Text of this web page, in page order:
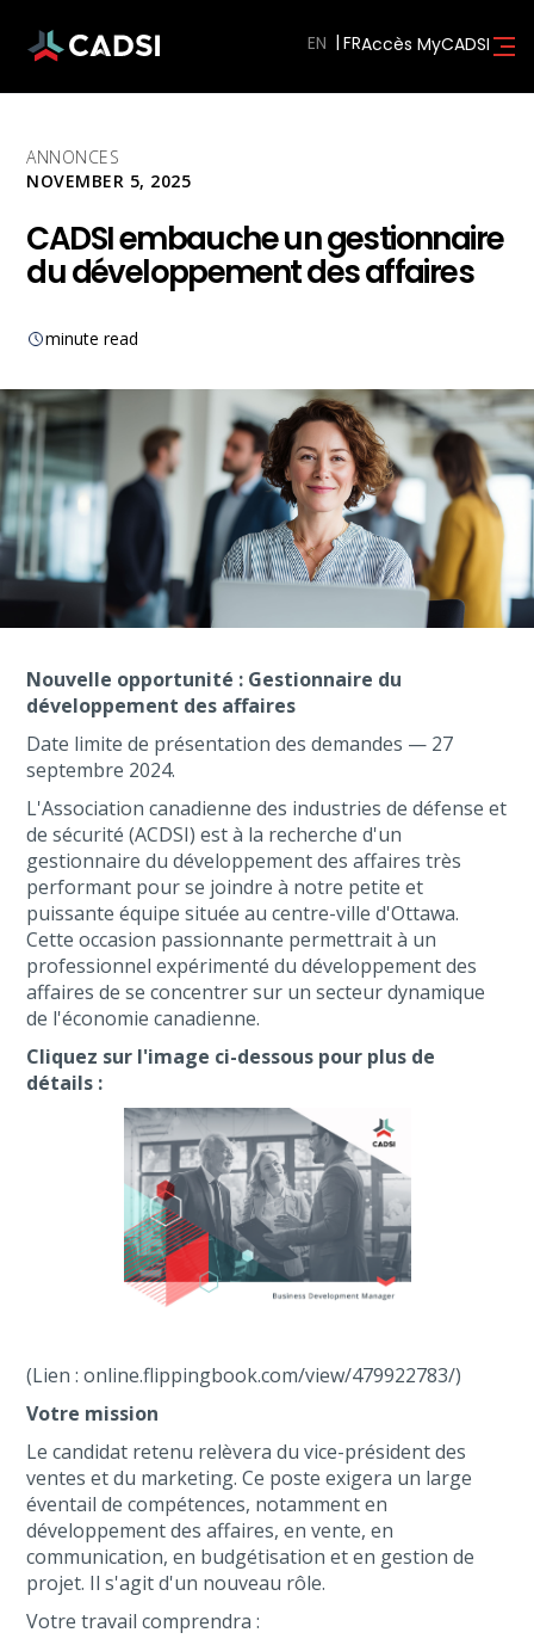
EN Accès MyCADSI
ANNONCES
NOVEMBER 5, 2025
CADSI embauche un gestionnaire
du développement des affaires
minute read
Nouvelle opportunité : Gestionnaire du
développement des affaires
Date limite de présentation des demandes — 27
septembre 2024.
L'Association canadienne des industries de défense et
de sécurité (ACDSI) est à la recherche d'un
gestionnaire du développement des affaires très
performant pour se joindre à notre petite et
puissante équipe située au centre-ville d'Ottawa.
Cette occasion passionnante permettrait à un
professionnel expérimenté du développement des
affaires de se concentrer sur un secteur dynamique
de l'économie canadienne.
Cliquez sur l'image ci-dessous pour plus de
détails :
(Lien : online.flippingbook.com/view/479922783/)
Votre mission
Le candidat retenu relèvera du vice-président des
ventes et du marketing. Ce poste exigera un large
éventail de compétences, notamment en
développement des affaires, en vente, en
communication, en budgétisation et en gestion de
projet. Il s'agit d'un nouveau rôle.
Votre travail comprendra :